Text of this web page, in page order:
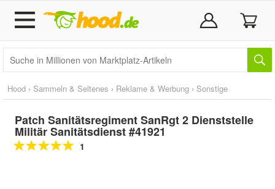
Hood › Sammeln & Seltenes › Reklame & Werbung › Sonstige
Patch Sanitätsregiment SanRgt 2 Dienststelle
Militär Sanitätsdienst #41921
1